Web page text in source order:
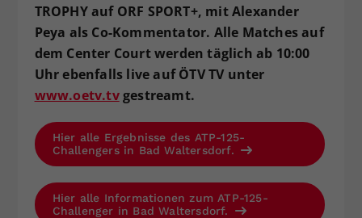
TROPHY auf ORF SPORT+, mit Alexander
Peya als Co-Kommentator. Alle Matches auf
dem Center Court werden täglich ab 10:00
Uhr ebenfalls live auf ÖTV TV unter
www.oetv.tvgestreamt.
Hier alle Ergebnisse des ATP-125-
Challengers in Bad Waltersdorf.
Hier alle Informationen zum ATP-125-
Challenger in Bad Waltersdorf.